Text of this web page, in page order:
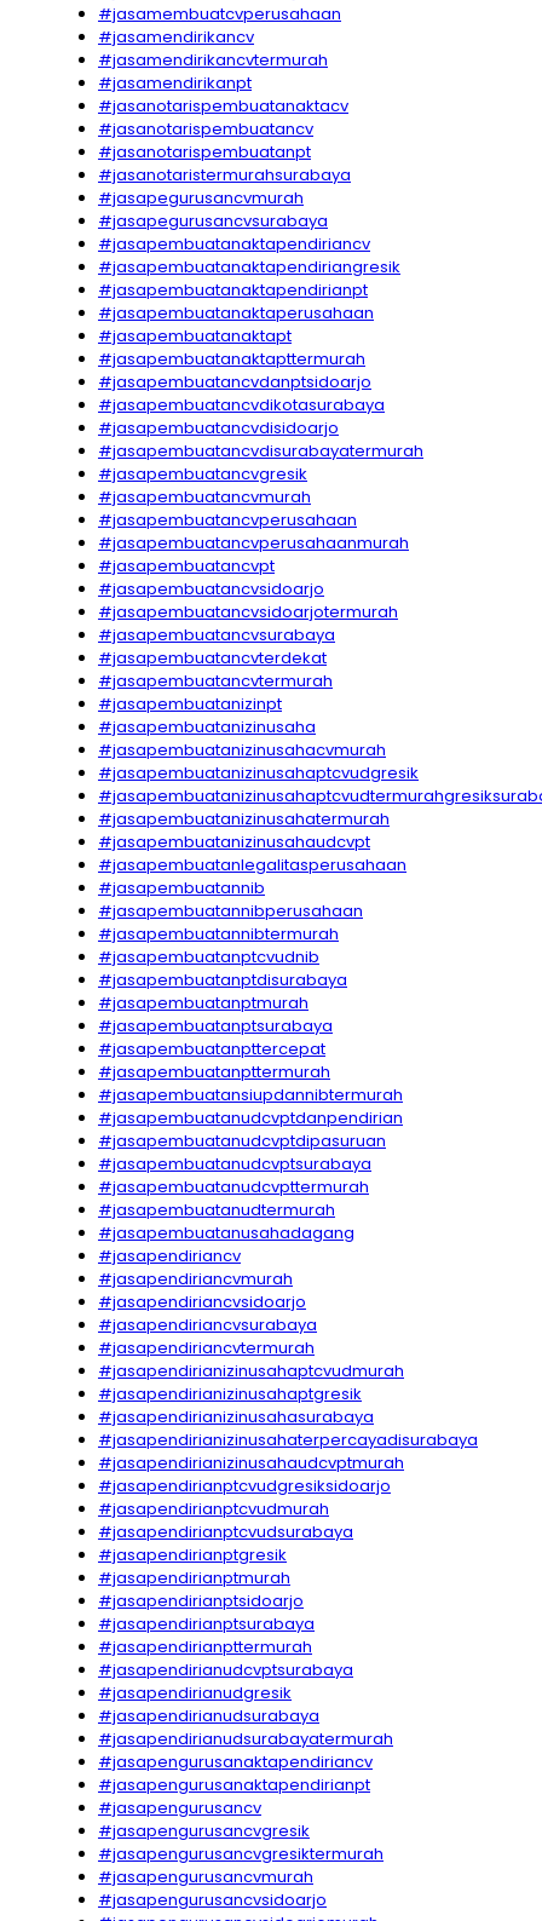
#jasamembuatcvperusahaan
#jasamendirikancv
#jasamendirikancvtermurah
#jasamendirikanpt
#jasanotarispembuatanaktacv
#jasanotarispembuatancv
#jasanotarispembuatanpt
#jasanotaristermurahsurabaya
#jasapegurusancvmurah
#jasapegurusancvsurabaya
#jasapembuatanaktapendiriancv
#jasapembuatanaktapendiriangresik
#jasapembuatanaktapendirianpt
#jasapembuatanaktaperusahaan
#jasapembuatanaktapt
#jasapembuatanaktapttermurah
#jasapembuatancvdanptsidoarjo
#jasapembuatancvdikotasurabaya
#jasapembuatancvdisidoarjo
#jasapembuatancvdisurabayatermurah
#jasapembuatancvgresik
#jasapembuatancvmurah
#jasapembuatancvperusahaan
#jasapembuatancvperusahaanmurah
#jasapembuatancvpt
#jasapembuatancvsidoarjo
#jasapembuatancvsidoarjotermurah
#jasapembuatancvsurabaya
#jasapembuatancvterdekat
#jasapembuatancvtermurah
#jasapembuatanizinpt
#jasapembuatanizinusaha
#jasapembuatanizinusahacvmurah
#jasapembuatanizinusahaptcvudgresik
#jasapembuatanizinusahatermurah
#jasapembuatanizinusahaudcvpt
#jasapembuatanlegalitasperusahaan
#jasapembuatannib
#jasapembuatannibperusahaan
#jasapembuatannibtermurah
#jasapembuatanptcvudnib
#jasapembuatanptdisurabaya
#jasapembuatanptmurah
#jasapembuatanptsurabaya
#jasapembuatanpttercepat
#jasapembuatanpttermurah
#jasapembuatansiupdannibtermurah
#jasapembuatanudcvptdanpendirian
#jasapembuatanudcvptdipasuruan
#jasapembuatanudcvptsurabaya
#jasapembuatanudcvpttermurah
#jasapembuatanudtermurah
#jasapembuatanusahadagang
#jasapendiriancv
#jasapendiriancvmurah
#jasapendiriancvsidoarjo
#jasapendiriancvsurabaya
#jasapendiriancvtermurah
#jasapendirianizinusahaptcvudmurah
#jasapendirianizinusahaptgresik
#jasapendirianizinusahasurabaya
#jasapendirianizinusahaterpercayadisurabaya
#jasapendirianizinusahaudcvptmurah
#jasapendirianptcvudgresiksidoarjo
#jasapendirianptcvudmurah
#jasapendirianptcvudsurabaya
#jasapendirianptgresik
#jasapendirianptmurah
#jasapendirianptsidoarjo
#jasapendirianptsurabaya
#jasapendirianpttermurah
#jasapendirianudcvptsurabaya
#jasapendirianudgresik
#jasapendirianudsurabaya
#jasapendirianudsurabayatermurah
#jasapengurusanaktapendiriancv
#jasapengurusanaktapendirianpt
#jasapengurusancv
#jasapengurusancvgresik
#jasapengurusancvgresiktermurah
#jasapengurusancvmurah
#jasapengurusancvsidoarjo